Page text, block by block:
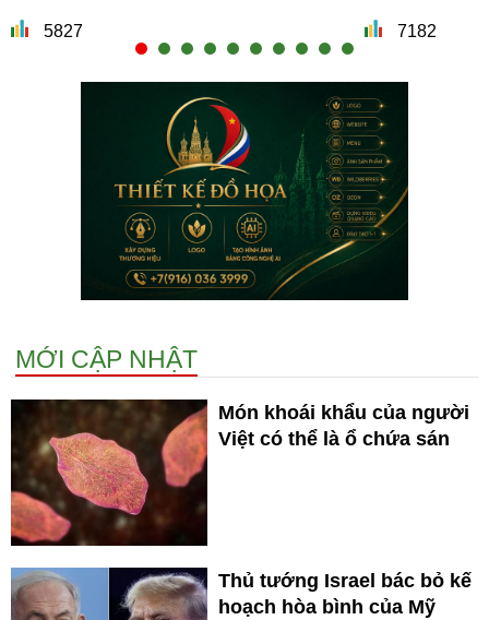
5827 7182
MỚI CẬP NHẬT
Món khoái khẩu của người
Việt có thể là ổ chứa sán
Thủ tướng Israel bác bỏ kế
hoạch hòa bình của Mỹ